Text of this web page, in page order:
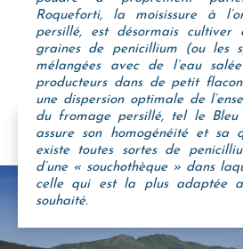
Roqueforti, la moisissure à
persillé, est désormais cultiver
graines de penicillium (ou les
mélangées avec de l’eau
producteurs dans de petit
une dispersion optimale de
du fromage persillé, tel le Bleu
assure son homogénéité et sa
existe toutes sortes de
d’une « souchothèque » dans
celle qui est la plus adaptée
souhaité.